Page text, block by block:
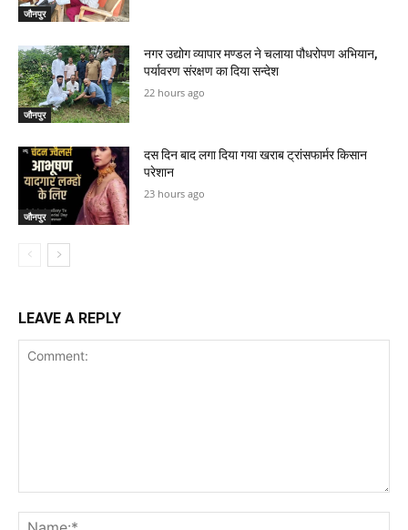
जौनपुर
जौनपुर
नगर उद्योग व्यापार मण्डल ने चलाया पौधरोपण अभियान,
पर्यावरण संरक्षण का दिया सन्देश
22 hours ago
जौनपुर
दस दिन बाद लगा दिया गया खराब ट्रांसफार्मर किसान
परेशान
23 hours ago
LEAVE A REPLY